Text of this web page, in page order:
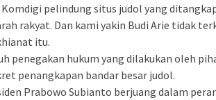
pelindung situs judol yang
rakyat. Dan kami yakin Budi Arie tidak
itu.
penegakan hukum yang dilakukan oleh
penangkapan bandar besar judol.
Prabowo Subianto berjuang dalam